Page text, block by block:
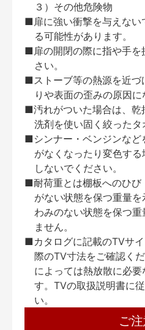
３）その他危険物
■扉に強い衝撃を与えない
る可能性があります。
■扉の開閉の際に指や手を
さい。
■ストーブ等の熱源を近づ
りや表面の歪みの原因に
■汚れがついた場合は、乾
洗剤を使い固く絞ったタ
■シンナー・ベンジンなど
がなくなったり変色す
しないでください。
■耐荷重とは棚板へのひび
がない状態を保つ重量
わみのない状態を保つ
ません。
■カタログに記載のTVサ
際のTV寸法をご確認く
によっては熱放散に必
す。TVの取扱説明書に
い。
ご